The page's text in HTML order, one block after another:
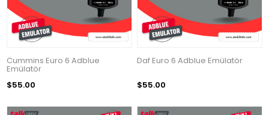
Cummins Euro 6 Adblue
Emülatör
$55.00
Daf Euro 6 Adblue Emülatör
$55.00